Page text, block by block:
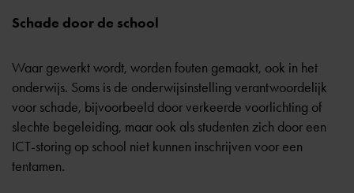
Schade door de school
Waar gewerkt wordt, worden fouten gemaakt, ook in het
onderwijs. Soms is de onderwijsinstelling verantwoordelijk
voor schade, bijvoorbeeld door verkeerde voorlichting of
slechte begeleiding, maar ook als studenten zich door een
ICT-storing op school niet kunnen inschrijven voor een
tentamen.